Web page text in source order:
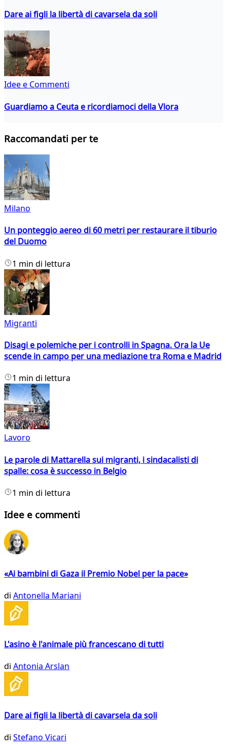
Dare ai figli la libertà di cavarsela da soli
Idee e Commenti
Guardiamo a Ceuta e ricordiamoci della Vlora
Raccomandati per te
Milano
Un ponteggio aereo di 60 metri per restaurare il tiburio
del Duomo
1 min di lettura
Migranti
Disagi e polemiche per i controlli in Spagna. Ora la Ue
scende in campo per una mediazione tra Roma e Madrid
1 min di lettura
Lavoro
Le parole di Mattarella sui migranti, i sindacalisti di
spalle: cosa è successo in Belgio
1 min di lettura
Idee e commenti
«Ai bambini di Gaza il Premio Nobel per la pace»
di Antonella Mariani
L'asino è l'animale più francescano di tutti
di Antonia Arslan
Dare ai figli la libertà di cavarsela da soli
di Stefano Vicari